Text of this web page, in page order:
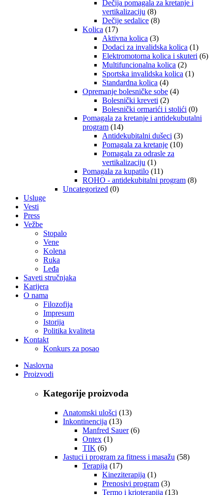
Dečija pomagala za kretanje i
vertikalizaciju (8)
Dečije sedalice (8)
Kolica (17)
Aktivna kolica (3)
Dodaci za invalidska kolica (1)
Elektromotorna kolica i skuteri (6)
Multifuncionalna kolica (2)
Sportska invalidska kolica (1)
Standardna kolica (4)
Opremanje bolesničke sobe (4)
Bolesnički kreveti (2)
Bolesnički ormarići i stolići (0)
Pomagala za kretanje i antidekubutalni
program (14)
Antidekubitalni dušeci (3)
Pomagala za kretanje (10)
Pomagala za odrasle za
vertikalizaciju (1)
Pomagala za kupatilo (11)
ROHO - antidekubitalni program (8)
Uncategorized (0)
Usluge
Vesti
Press
Vežbe
Stopalo
Vene
Kolena
Ruka
Leđa
Saveti stručnjaka
Karijera
O nama
Filozofija
Impresum
Istorija
Politika kvaliteta
Kontakt
Konkurs za posao
Naslovna
Proizvodi
Kategorije proizvoda
Anatomski ulošci (13)
Inkontinencija (13)
Manfred Sauer (6)
Ontex (1)
TIK (6)
Jastuci i program za fitness i masažu (58)
Terapija (17)
Kineziterapija (1)
Prenosivi program (3)
Termo i krioterapija (13)